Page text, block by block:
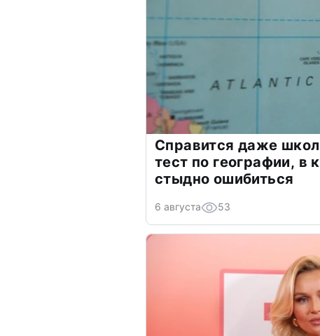
Справится даже
тест по географии, в
стыдно ошибиться
6 августа 53